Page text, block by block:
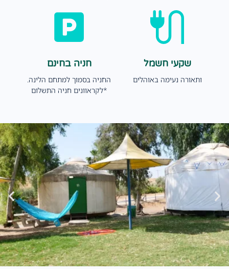
שקעי חשמל
ותאורה נעימה באוהלים
חניה בחינם
החניה בסמוך למתחם הלינה.
*לקראוונים חניה התשלום